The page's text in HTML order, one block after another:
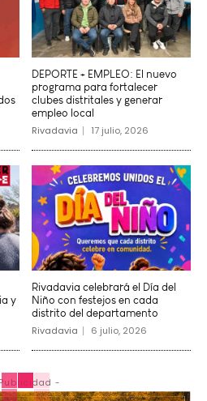
DEPORTE + EMPLEO: El nuevo
programa para fortalecer
clubes distritales y generar
empleo local
Rivadavia 17 julio, 2026
y
Rivadavia celebrará el Día del
Niño con festejos en cada
distrito del departamento
Rivadavia 6 julio, 2026
-